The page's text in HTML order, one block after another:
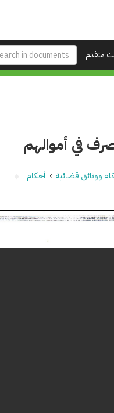
متقدم
في أموالهم
ووثائق قضائية › أحكام